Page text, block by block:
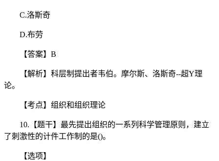
C.洛斯奇
D.布劳
【答案】B
【解析】科层制提出者韦伯。摩尔斯、洛斯奇--超Y理
论。
【考点】组织和组织理论
10.【题干】最先提出组织的一系列科学管理原则，建立
了刺激性的计件工作制的是()。
【选项】